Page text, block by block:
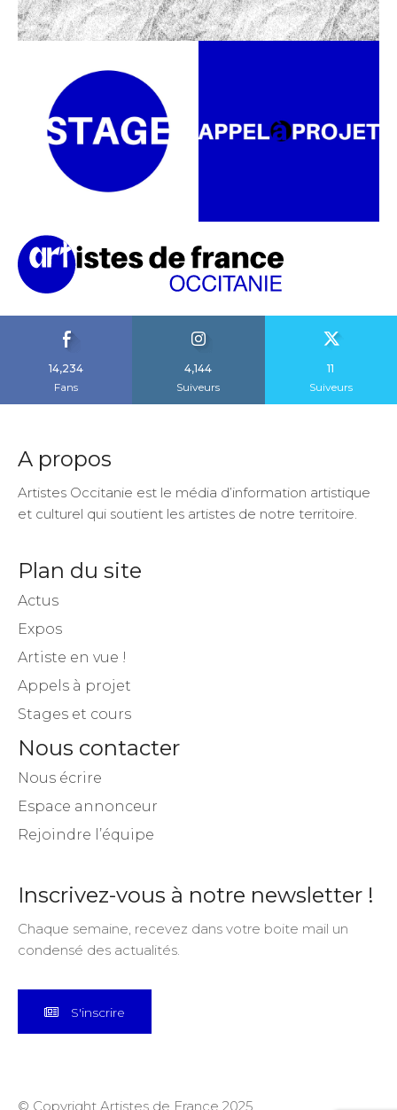
14,234
Fans
4,144
Suiveurs
11
Suiveurs
A propos
Artistes Occitanie est le média d’information artistique
et culturel qui soutient les artistes de notre territoire.
Plan du site
Actus
Expos
Artiste en vue !
Appels à projet
Stages et cours
Nous contacter
Nous écrire
Espace annonceur
Rejoindre l’équipe
Inscrivez-vous à notre newsletter !
Chaque semaine, recevez dans votre boite mail un
condensé des actualités.
S'inscrire
© Copyright Artistes de France 2025